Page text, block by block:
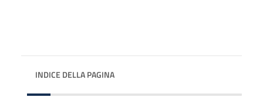
INDICE DELLA PAGINA